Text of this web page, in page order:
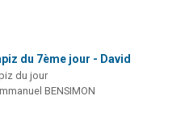
du 7ème jour - David
du jour
BENSIMON